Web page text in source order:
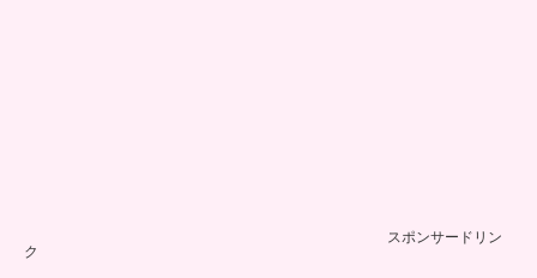
スポンサードリン
ク